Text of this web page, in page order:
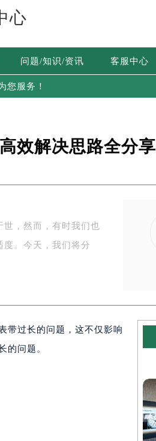
心
问题/知识/资讯 客服中心
您服务！
效解决思路全分享
世，然而，有时我们也
。今天，我们将分
带过长的问题，这不仅影响
的问题。